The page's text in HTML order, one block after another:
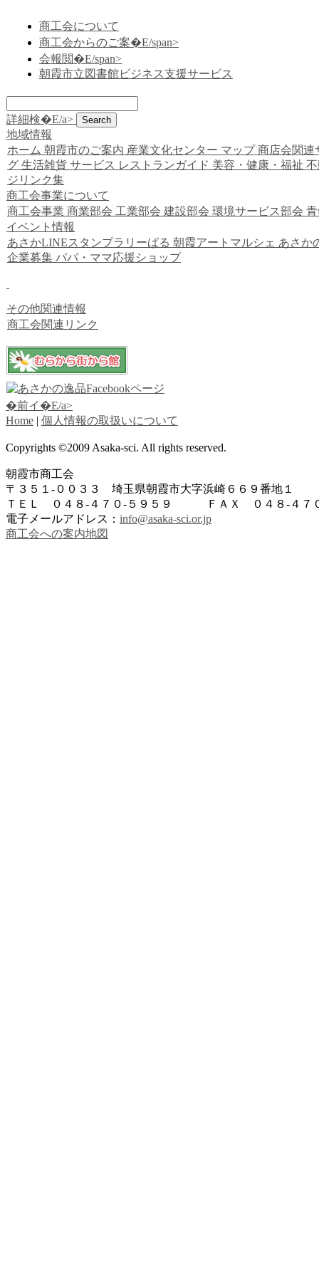
商工会について
商工会からのご案�E/span>
会報閲�E/span>
朝霞市立図書館ビジネス支援サービス
詳細検�E/a>
地域情報
ホーム 朝霞市のご案内 産業文化センター マップ 商店会関連
グ 生活雑貨 サービス レストランガイド 美容・健康・福祉
ジリンク集
商工会事業について
商工会事業 商業部会 工業部会 建設部会 環境サービス部会
イベント情報
あさかLINEスタンプラリーばる 朝霞アートマルシェ あさか
企業募集 パパ・ママ応援ショップ
その他関連情報
商工会関連リンク
�前イ�E/a>
Home | 個人情報の取扱いについて
Copyrights ©2009 Asaka-sci. All rights reserved.
朝霞市商工会
〒３５１-００３３ 埼玉県朝霞市大字浜崎６６９番地１
ＴＥＬ ０４８-４７０-５９５９ ＦＡＸ ０４８-４７
電子メールアドレス： info@asaka-sci.or.jp
商工会への案内地図